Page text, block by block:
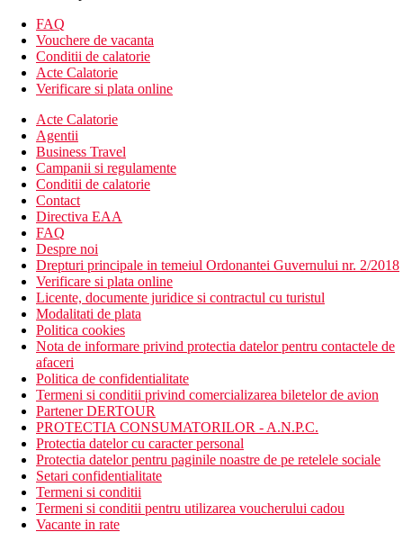
schimbarea prosoapelor contra cost
Camere
Camera dubla dispune de:
aer conditionat individual
TV/satelit
minibar (aprovizionat zilnic)
telefon
seif
balcon sau terasa
Alte tipuri de camere:
Camera de familie, 2 dormitoare, Swim-Up: acces direct
la piscina comuna, situata in anexa, 2 dormitoare separate.
Divertisment
Programe de animatie de zi si de seara, discoteca in hotel.
Mese
All inclusive
Mic dejun, pranz si cina tip bufet
Gustare
Gustare de dupa amiaza
Cafea, ceai si desert
Inghetata (la ore specificate)
Gustare de seara
Bauturi alcoolice si nealcoolice produse local la robinet
(24 de ore pe zi)
FAQ
Vouchere de vacanta
Conditii de calatorie
Acte Calatorie
Verificare si plata online
Acte Calatorie
Agentii
Business Travel
Campanii si regulamente
Conditii de calatorie
Contact
Directiva EAA
FAQ
Despre noi
Drepturi principale in temeiul Ordonantei Guvernului nr. 2/2018
Verificare si plata online
Licente, documente juridice si contractul cu turistul
Modalitati de plata
Politica cookies
Nota de informare privind protectia datelor pentru contactele de
afaceri
Politica de confidentialitate
Termeni si conditii privind comercializarea biletelor de avion
Partener DERTOUR
PROTECTIA CONSUMATORILOR - A.N.P.C.
Protectia datelor cu caracter personal
Protectia datelor pentru paginile noastre de pe retelele sociale
Setari confidentialitate
Termeni si conditii
Termeni si conditii pentru utilizarea voucherului cadou
Vacante in rate